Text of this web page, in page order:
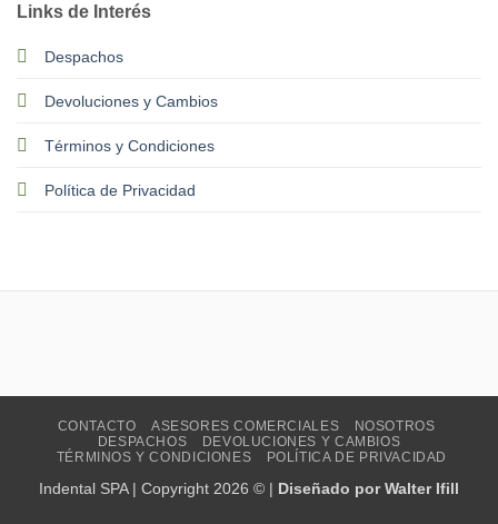
Links de Interés
Despachos
Devoluciones y Cambios
Términos y Condiciones
Política de Privacidad
CONTACTO ASESORES COMERCIALES
NOSOTROS
DESPACHOS
DEVOLUCIONES Y CAMBIOS
TÉRMINOS Y CONDICIONES
POLÍTICA DE PRIVACIDAD
Indental SPA | Copyright 2026 © | Diseñado por Walter Ifill